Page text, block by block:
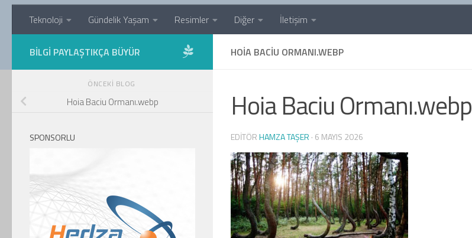
Teknoloji Gündelik Yaşam Resimler Diğer İletişim
HOIA BACIU ORMANI.WEBP
Hoia Baciu Ormanı.webp
EDITÖRHAMZA TAŞER · 6 MAYIS 2026
BILGI PAYLAŞTIKÇA BÜYÜR
ÖNCEKI BLOG
Hoia Baciu Ormanı.webp
SPONSORLU